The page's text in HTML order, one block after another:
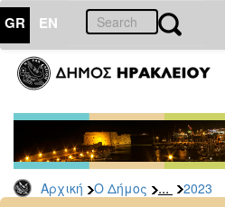
GR EN
Αρχική Ο Δήμος ... 2023
ΔΗΜΟΣ
Δελτία
Τύπου
Αρχείο
2026